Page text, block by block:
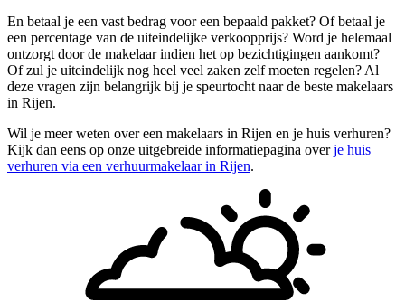
En betaal je een vast bedrag voor een bepaald pakket? Of betaal je
een percentage van de uiteindelijke verkoopprijs? Word je helemaal
ontzorgt door de makelaar indien het op bezichtigingen aankomt?
Of zul je uiteindelijk nog heel veel zaken zelf moeten regelen? Al
deze vragen zijn belangrijk bij je speurtocht naar de beste makelaars
in Rijen.
Wil je meer weten over een makelaars in Rijen en je huis verhuren?
Kijk dan eens op onze uitgebreide informatiepagina overje huis
verhuren via een verhuurmakelaar in Rijen.